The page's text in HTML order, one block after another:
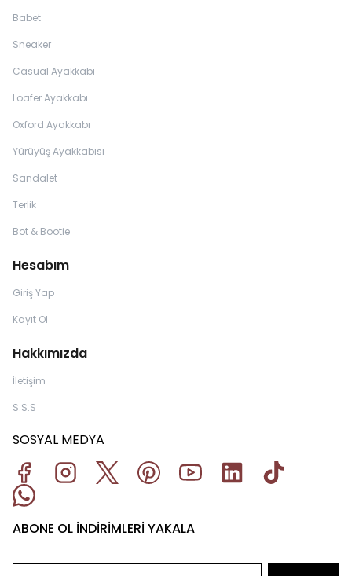
Babet
Sneaker
Casual Ayakkabı
Loafer Ayakkabı
Oxford Ayakkabı
Yürüyüş Ayakkabısı
Sandalet
Terlik
Bot & Bootie
Hesabım
Giriş Yap
Kayıt Ol
Hakkımızda
İletişim
S.S.S
SOSYAL MEDYA
ABONE OL İNDİRİMLERİ YAKALA